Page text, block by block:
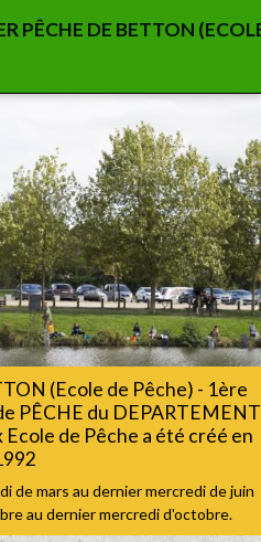
PÊCHE DE BETTON
(Ecole de Pêche) - 1ère
PÊCHE du DEPARTEMENT
de Pêche a été créé en
de mars au dernier mercredi de juin
au dernier mercredi d'octobre.